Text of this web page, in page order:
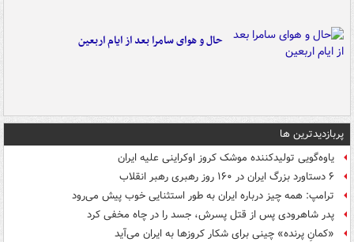
حال و هوای سامرا بعد از ایام اربعین
پربازدیدترین ها
یاوه‌گویی تولیدکننده موشک کروز اوکراینی علیه ایران
۶ دستاورد بزرگ ایران در ۱۶۰ روز رهبری رهبر انقلاب
ترامپ: همه چیز درباره ایران به طور استثنایی خوب پیش می‌رود
پدر شاهرودی پس از قتل پسرش، جسد را در چاه مخفی کرد
«کمانِ پرنده» چینی برای شکار کروزها به ایران می‌آید